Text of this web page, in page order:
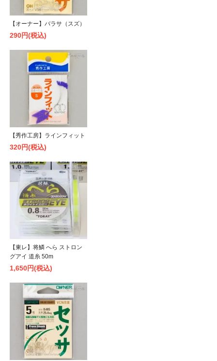
【オーナー】バラサ（スズ）
290円(税込)
【秀作工房】ラインフィット
320円(税込)
【東レ】将鱗 へら ストロン
グアイ 道糸 50m
1,650円(税込)